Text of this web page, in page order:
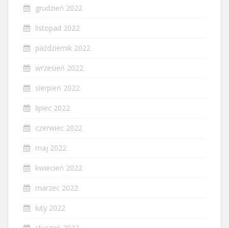
grudzień 2022
listopad 2022
październik 2022
wrzesień 2022
sierpień 2022
lipiec 2022
czerwiec 2022
maj 2022
kwiecień 2022
marzec 2022
luty 2022